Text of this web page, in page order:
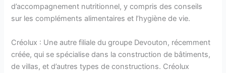
d’accompagnement nutritionnel, y compris des conseils
sur les compléments alimentaires et l’hygiène de vie.
Créolux : Une autre filiale du groupe Devouton, récemment
créée, qui se spécialise dans la construction de bâtiments,
de villas, et d’autres types de constructions. Créolux